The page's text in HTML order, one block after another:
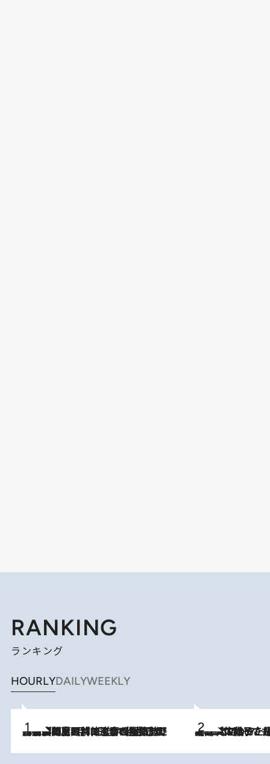
RANKING
ランキング
HOURLYDAILYWEEKLY
2026.8.8
「最後に見られてよかった」上野動物園の東園パンダ舎が解体前に特別公開。8月16日まで延長されたパネル展と共に辿る“半世紀”のパンダ飼育《解体工事の図面あり》 2026.8.5
【阿川佐和子さんの年とる力】なぜ70代で始めた趣味は“こんなに楽しい”のか？ ピアノ、俳句…スランプに陥っても続けられる“ある秘訣”とは